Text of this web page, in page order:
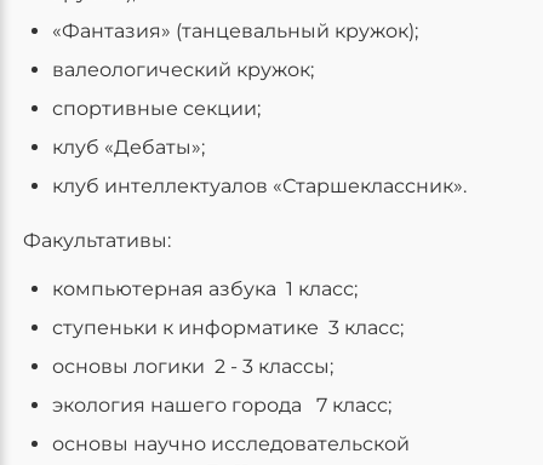
«Фантазия» (танцевальный кружок);
валеологический кружок;
спортивные секции;
клуб «Дебаты»;
клуб интеллектуалов «Старшеклассник».
Факультативы:
компьютерная азбука 1 класс;
ступеньки к информатике 3 класс;
основы логики 2 - 3 классы;
экология нашего города 7 класс;
основы научно исследовательской